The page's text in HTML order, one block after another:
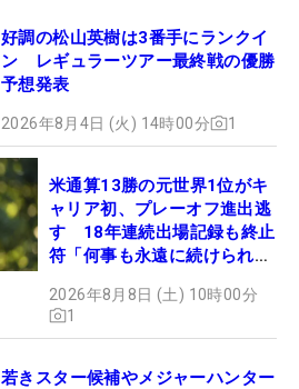
好調の松山英樹は3番手にランクイ
ン レギュラーツアー最終戦の優勝
予想発表
2026年8月4日 (火) 14時00分 1
米通算13勝の元世界1位がキ
ャリア初、プレーオフ進出逃
す 18年連続出場記録も終止
符「何事も永遠に続けられな
2026年8月8日 (土) 10時00分
1
若きスター候補やメジャーハンター